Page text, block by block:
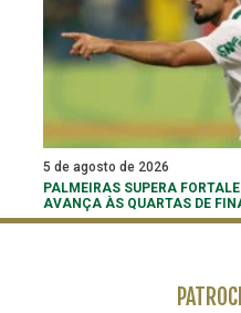
5 de agosto de 2026
PALMEIRAS SUPERA
AVANÇA ÀS QUARTAS DE